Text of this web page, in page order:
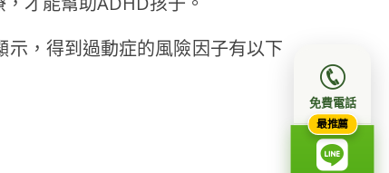
，得到過動症的風險因子有以下
免費電話
最推薦